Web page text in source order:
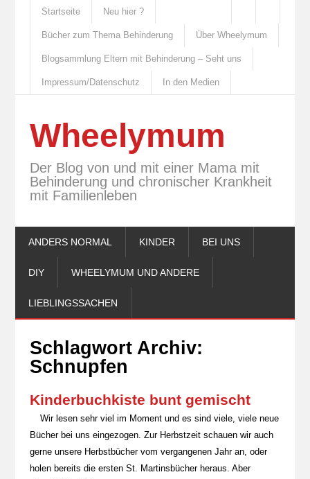
Startseite Neu hier ?
Bücher zum Thema Behinderung Über Wheelymum
Blogsammlung Eltern mit Behinderung – Seht uns
Impressum/Datenschutz In den Medien
Wheelymum
Der Blog von und mit einer Mama mit
Behinderung und chronischer Krankheit
mit Familienleben
ANDERS NORMAL KINDER BEI UNS
DIY WHEELYMUM UND ANDERE
LIEBLINGSSACHEN
Schlagwort Archiv:
Schnupfen
Kinderbuchkiste bunt gemischt
Wir lesen sehr viel im Moment und es sind viele, viele neue
Bücher bei uns eingezogen. Zur Herbstzeit schauen wir auch
gerne unsere Herbstbücher vom vergangenen Jahr an, oder
holen bereits die ersten St. Martinsbücher heraus. Aber